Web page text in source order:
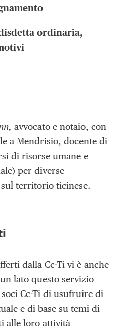
ordinaria,
avvocato e notaio, con
a Mendrisio, docente di
di risorse umane e
per diverse
territorio ticinese.
dalla Cc-Ti vi è anche
lato questo servizio
Cc-Ti di usufruire di
e di base su temi di
alle loro attività